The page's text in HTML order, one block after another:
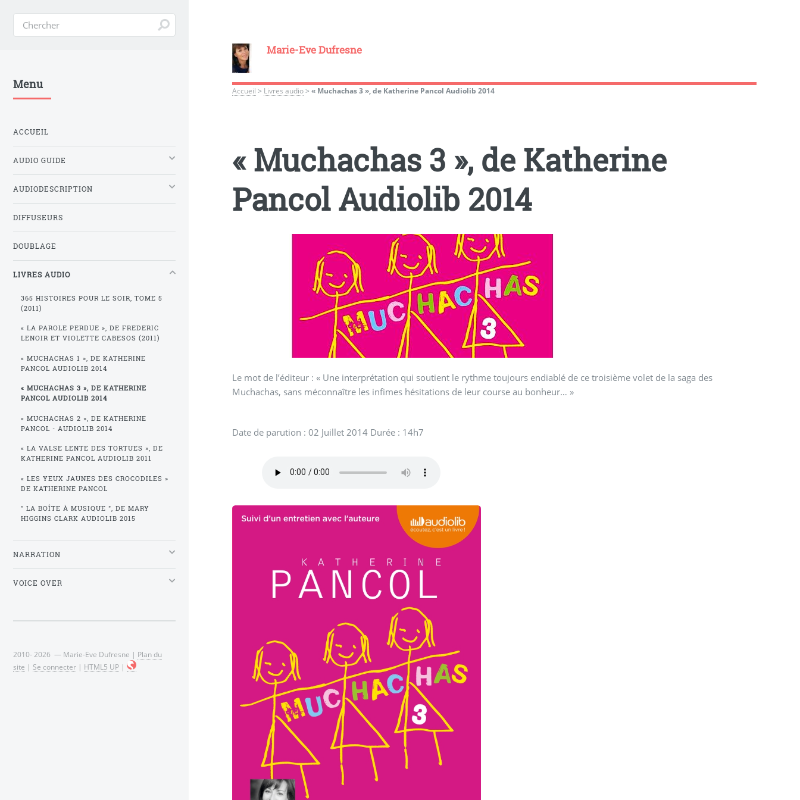
Marie-Eve Dufresne
Accueil > Livres audio>« Muchachas 3 », de Katherine Pancol Audiolib 2014
« Muchachas 3 », de Katherine
Pancol Audiolib 2014
Le mot de l’éditeur : « Une interprétation qui soutient le rythme toujours endiablé de ce troisième volet de la saga des
Muchachas, sans méconnaître les infimes hésitations de leur course au bonheur… »
Date de parution : 02 Juillet 2014 Durée : 14h7
Menu
ACCUEIL
AUDIO GUIDE
AUDIODESCRIPTION
DIFFUSEURS
DOUBLAGE
LIVRES AUDIO
365 HISTOIRES POUR LE SOIR, TOME 5
(2011)
« LA PAROLE PERDUE », DE FREDERIC
LENOIR ET VIOLETTE CABESOS (2011)
« MUCHACHAS 1 », DE KATHERINE
PANCOL AUDIOLIB 2014
« MUCHACHAS 3 », DE KATHERINE
PANCOL AUDIOLIB 2014
« MUCHACHAS 2 », DE KATHERINE
PANCOL - AUDIOLIB 2014
« LA VALSE LENTE DES TORTUES », DE
KATHERINE PANCOL AUDIOLIB 2011
« LES YEUX JAUNES DES CROCODILES »
DE KATHERINE PANCOL
" LA BOÎTE À MUSIQUE ", DE MARY
HIGGINS CLARK AUDIOLIB 2015
NARRATION
VOICE OVER
2010- 2026 — Marie-Eve Dufresne | Plan du
site | Se connecter | HTML5 UP |